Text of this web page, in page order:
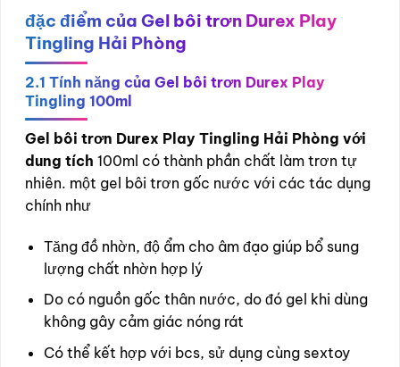
đặc điểm của Gel bôi trơn Durex Play
Tingling Hải Phòng
2.1 Tính năng của Gel bôi trơn Durex Play
Tingling 100ml
Gel bôi trơn Durex Play Tingling Hải Phòng với
dung tích 100ml có thành phần chất làm trơn tự
nhiên. một gel bôi trơn gốc nước với các tác dụng
chính như
Tăng đồ nhờn, độ ẩm cho âm đạo giúp bổ sung
lượng chất nhờn hợp lý
Do có nguồn gốc thân nước, do đó gel khi dùng
không gây cảm giác nóng rát
Có thể kết hợp với bcs, sử dụng cùng sextoy